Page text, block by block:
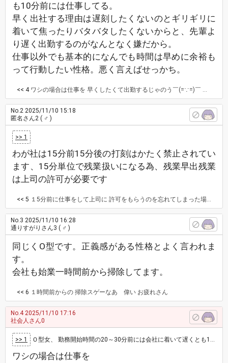
も10分前には仕事してる。
早く出社する理由は遅刻したくないのとギリギリに
着いて焦ったりバタバタしたくないからと、先輩よ
り遅く出勤するのがなんとなく嫌だから。
仕事以外でも基本的になんでも時間は早めに余裕も
って行動したい性格。悪く言えばせっかち。
<< 4ワシの場合は仕事を 早くしたくて出勤するじゃのう￣(=∵=)￣ おおざっぱO型のワシ レスありがと馬
No.2 2025/11/10 15:18
匿名さん2 ( ♂ )
>> 1
わが社は15分前15分後の打刻はかたく禁止されてい
ます、15分単位で残業扱いになる為、残業早出残業
は上司の許可が必要です
<< 5 １5分前に仕事をして上司に 許可をもらうのを忘れてしまった場合は どうなるん？
No.3 2025/11/10 16:28
通りすがりさん3 ( ♂ )
同じくO型です。正義感がある性格とよく言われま
す。
会社も始業一時間前から掃除してます。
<< 6 １時間前からの 掃除スゲーなあ 偉い お疲れさん
No.42025/11/10 17:16
社会人さん0
>> 1 Ｏ型女、 勤務開始時間の20～30分前には会社に着いて遅くとも10分前には仕事してる。 早く出社する理由は遅刻したくないのとギリギリに着…
ワシの場合は仕事を